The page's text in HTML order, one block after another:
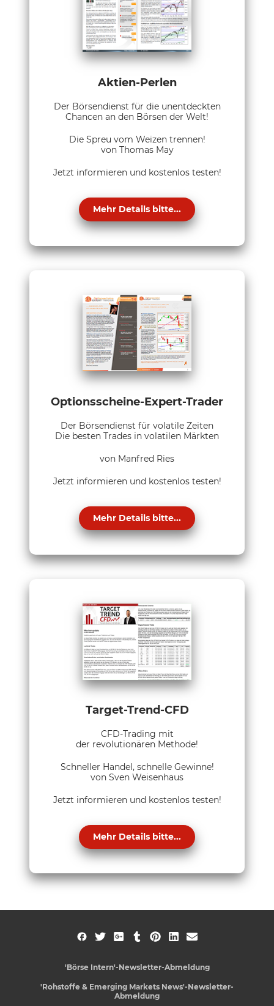
Aktien-Perlen
Der Börsendienst für die unentdeckten
Chancen an den Börsen der Welt!
Die Spreu vom Weizen trennen!
von Thomas May
Jetzt informieren und kostenlos testen!
Mehr Details bitte...
Optionsscheine-Expert-Trader
Der Börsendienst für volatile Zeiten
Die besten Trades in volatilen Märkten
von Manfred Ries
Jetzt informieren und kostenlos testen!
Mehr Details bitte...
Target-Trend-CFD
CFD-Trading mit
der revolutionären Methode!
Schneller Handel, schnelle Gewinne!
von Sven Weisenhaus
Jetzt informieren und kostenlos testen!
Mehr Details bitte...
'Börse Intern'-Newsletter-Abmeldung
'Rohstoffe & Emerging Markets News'-Newsletter-
Abmeldung